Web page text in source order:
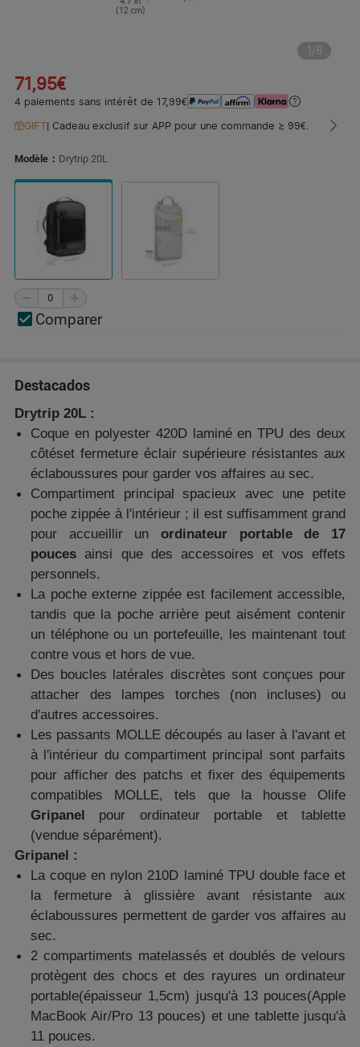
1/8
71,95€
4 paiements sans intérêt de 17,99€
GIFT| Cadeau exclusif sur APP pour une commande ≥ 99€.
Modèle： Drytrip 20L
Comparer
Destacados
Drytrip 20L :
Coque en polyester 420D laminé en TPU des deux
côtéset fermeture éclair supérieure résistantes aux
éclaboussures pour garder vos affaires au sec.
Compartiment principal spacieux avec une petite
poche zippée à l'intérieur ; il est suffisamment grand
pour accueillir un ordinateur portable de 17
pouces ainsi que des accessoires et vos effets
personnels.
La poche externe zippée est facilement accessible,
tandis que la poche arrière peut aisément contenir
un téléphone ou un portefeuille, les maintenant tout
contre vous et hors de vue.
Des boucles latérales discrètes sont conçues pour
attacher des lampes torches (non incluses) ou
d'autres accessoires.
Les passants MOLLE découpés au laser à l'avant et
à l'intérieur du compartiment principal sont parfaits
pour afficher des patchs et fixer des équipements
compatibles MOLLE, tels que la housse Olife
Gripanel pour ordinateur portable et tablette
(vendue séparément).
Gripanel :
La coque en nylon 210D laminé TPU double face et
la fermeture à glissière avant résistante aux
éclaboussures permettent de garder vos affaires au
sec.
2 compartiments matelassés et doublés de velours
protègent des chocs et des rayures un ordinateur
portable(épaisseur 1,5cm) jusqu'à 13 pouces(Apple
MacBook Air/Pro 13 pouces) et une tablette jusqu'à
11 pouces.